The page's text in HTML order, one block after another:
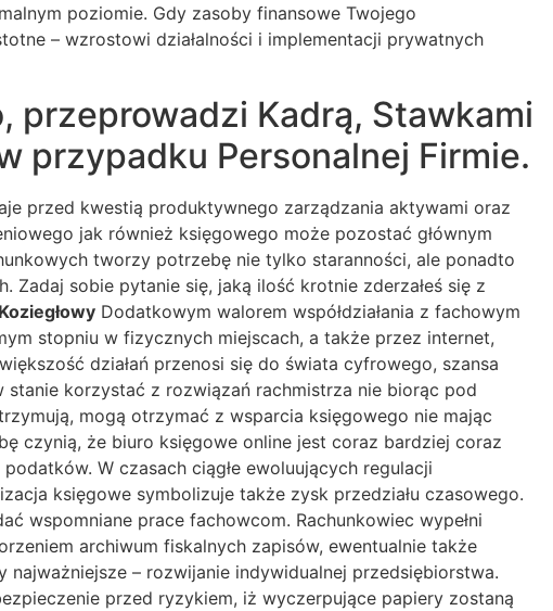
poziomie. Gdy zasoby finansowe Twojego
– wzrostowi działalności i implementacji prywatnych
przeprowadzi Kadrą, Stawkami
przypadku Personalnej Firmie.
przed kwestią produktywnego zarządzania aktywami oraz
jak również księgowego może pozostać głównym
tworzy potrzebę nie tylko staranności, ale ponadto
sobie pytanie się, jaką ilość krotnie zderzałeś się z
Dodatkowym walorem współdziałania z fachowym
stopniu w fizycznych miejscach, a także przez internet,
działań przenosi się do świata cyfrowego, szansa
korzystać z rozwiązań rachmistrza nie biorąc pod
mogą otrzymać z wsparcia księgowego nie mając
czynią, że biuro księgowe online jest coraz bardziej coraz
W czasach ciągłe ewoluujących regulacji
księgowe symbolizuje także zysk przedziału czasowego.
wspomniane prace fachowcom. Rachunkowiec wypełni
archiwum fiskalnych zapisów, ewentualnie także
– rozwijanie indywidualnej przedsiębiorstwa.
przed ryzykiem, iż wyczerpujące papiery zostaną